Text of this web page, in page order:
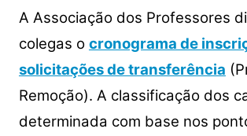
A Associação dos Professores
colegas o cronograma de
solicitações de transferência
Remoção). A classificação dos
determinada com base nos